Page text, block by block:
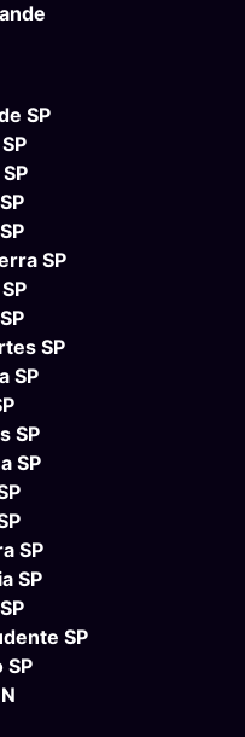
SP
SP
SP
SP
SP
SP
SP
SP
SP
SP